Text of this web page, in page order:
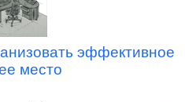
эффективное
место